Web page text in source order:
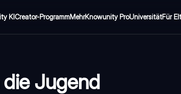
KICreator-ProgrammMehrKnowunity ProUniversitätFür
Jugend